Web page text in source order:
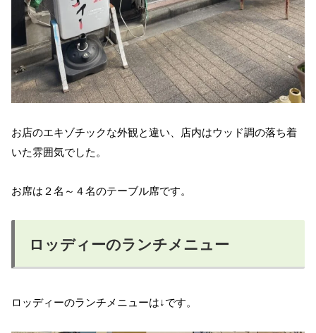
お店のエキゾチックな外観と違い、店内はウッド調の落ち着
いた雰囲気でした。
お席は２名～４名のテーブル席です。
ロッディーのランチメニュー
ロッディーのランチメニューは↓です。